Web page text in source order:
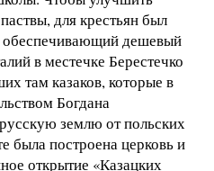
для крестьян был
дешевый
в местечке Берестечко
там казаков, которые в
Богдана
землю от польских
была построена церковь и
открытие «Казацких